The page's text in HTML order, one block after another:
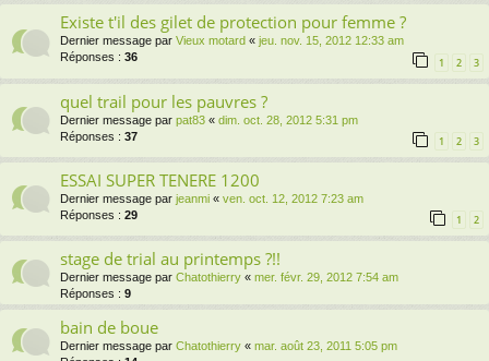
Existe t'il des gilet de protection pour femme ?
Dernier message par Vieux motard « jeu. nov. 15, 2012 12:33 am
Réponses : 36 1 2 3
quel trail pour les pauvres ?
Dernier message par pat83 « dim. oct. 28, 2012 5:31 pm
Réponses : 37 1 2 3
ESSAI SUPER TENERE 1200
Dernier message par jeanmi « ven. oct. 12, 2012 7:23 am
Réponses : 29 1 2
stage de trial au printemps ?!!
Dernier message par Chatothierry « mer. févr. 29, 2012 7:54 am
Réponses : 9
bain de boue
Dernier message par Chatothierry « mar. août 23, 2011 5:05 pm